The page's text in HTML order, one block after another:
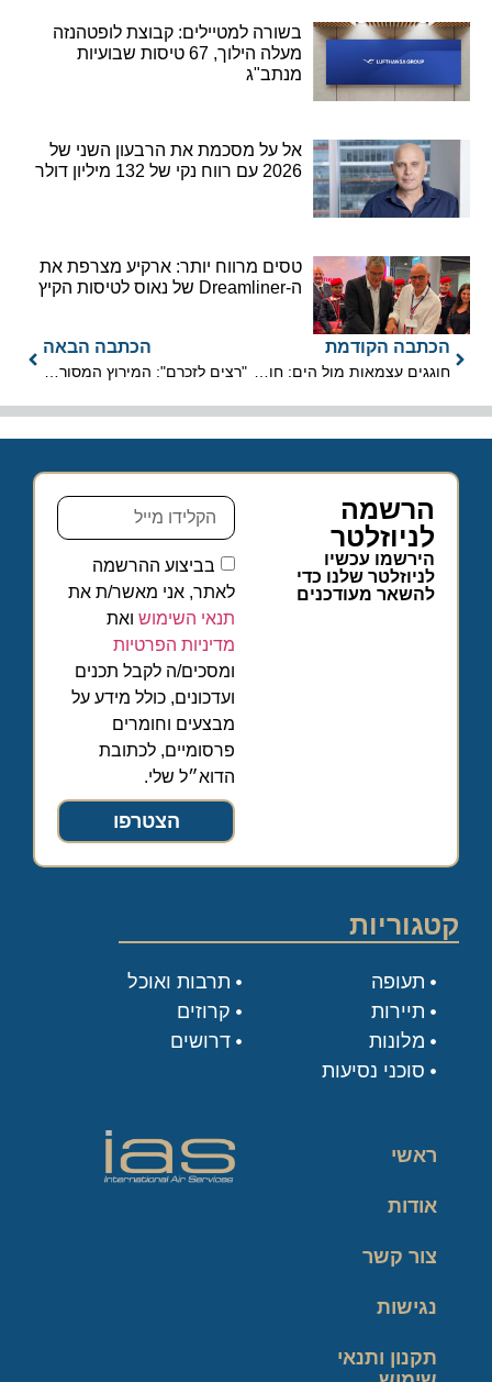
בשורה למטיילים: קבוצת לופטהנזה
מעלה הילוך, 67 טיסות שבועיות
מנתב"ג
אל על מסכמת את הרבעון השני של
2026 עם רווח נקי של 132 מיליון דולר
טסים מרווח יותר: ארקיע מצרפת את
ה-Dreamliner של נאוס לטיסות הקיץ
הכתבה הקודמת
חוגגים עצמאות מול הים: חופשה מושלמת במלון קרלטון תל אביב
הכתבה הבאה
"רצים לזכרם": המירוץ המסורתי ביום הזיכרון
הרשמה
לניוזלטר
הירשמו עכשיו
לניוזלטר שלנו כדי
להשאר מעודכנים
בביצוע ההרשמה
לאתר, אני מאשר/ת את
תנאי השימוש ואת
מדיניות הפרטיות
ומסכים/ה לקבל תכנים
ועדכונים, כולל מידע על
מבצעים וחומרים
פרסומיים, לכתובת
הדוא״ל שלי.
הצטרפו
קטגוריות
תעופה
תיירות
מלונות
סוכני נסיעות
תרבות ואוכל
קרוזים
דרושים
ראשי
אודות
צור קשר
נגישות
תקנון ותנאי